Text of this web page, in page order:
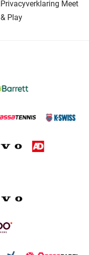
Privacyverklaring Meet
& Play